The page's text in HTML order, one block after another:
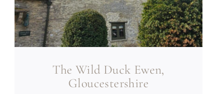
The Wild Duck Ewen,
Gloucestershire